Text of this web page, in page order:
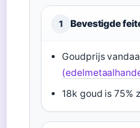
1 Bevestigde
Goudprijs
18k goud is 75%